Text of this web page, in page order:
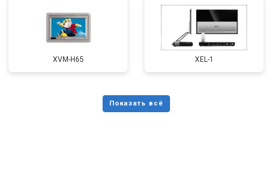
XVM-H65 XEL-1